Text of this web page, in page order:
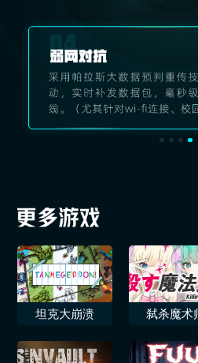
坦克大崩溃 弑杀魔术